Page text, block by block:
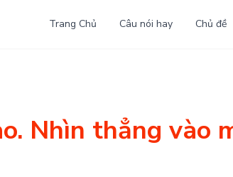
Trang Chủ Câu nói hay Chủ đề
Nhìn thẳng vào